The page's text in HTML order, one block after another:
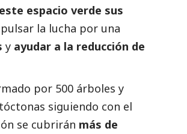
espacio verde sus
la lucha por una
y ayudar a la reducción de
por 500 árboles y
siguiendo con el
se cubrirán más de